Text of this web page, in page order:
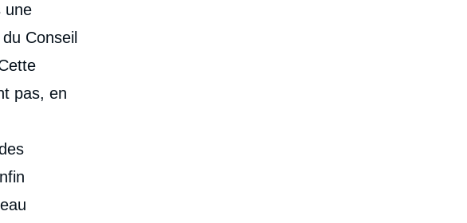
une
Conseil
pas, en